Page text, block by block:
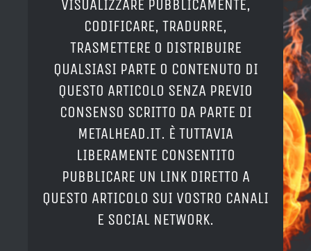
VISUALIZZARE PUBBLICAMENTE,
CODIFICARE, TRADURRE,
TRASMETTERE O DISTRIBUIRE
QUALSIASI PARTE O CONTENUTO DI
QUESTO ARTICOLO SENZA PREVIO
CONSENSO SCRITTO DA PARTE DI
METALHEAD.IT. È TUTTAVIA
LIBERAMENTE CONSENTITO
PUBBLICARE UN LINK DIRETTO A
QUESTO ARTICOLO SUI VOSTRO CANALI
E SOCIAL NETWORK.